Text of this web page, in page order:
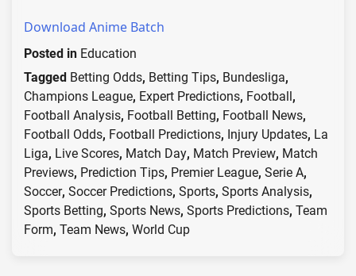
Download Anime Batch
Posted in Education
Tagged Betting Odds, Betting Tips, Bundesliga,
Champions League, Expert Predictions, Football,
Football Analysis, Football Betting, Football News,
Football Odds, Football Predictions, Injury Updates, La
Liga, Live Scores, Match Day, Match Preview, Match
Previews, Prediction Tips, Premier League, Serie A,
Soccer, Soccer Predictions, Sports, Sports Analysis,
Sports Betting, Sports News, Sports Predictions, Team
Form, Team News, World Cup